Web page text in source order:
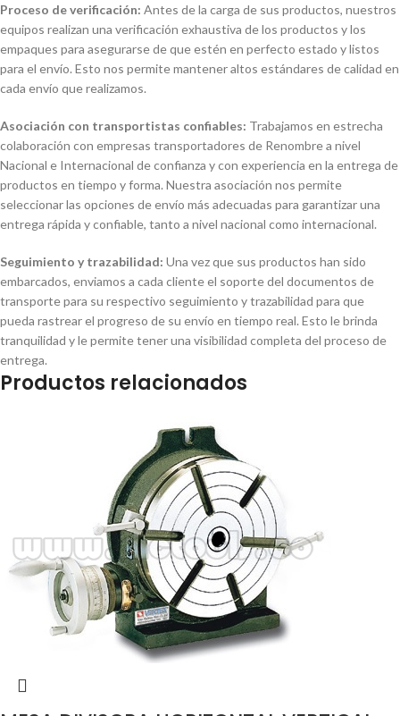
Proceso de verificación: Antes de la carga de sus productos, nuestros
equipos realizan una verificación exhaustiva de los productos y los
empaques para asegurarse de que estén en perfecto estado y listos
para el envío. Esto nos permite mantener altos estándares de calidad en
cada envío que realizamos.
Asociación con transportistas confiables: Trabajamos en estrecha
colaboración con empresas transportadores de Renombre a nivel
Nacional e Internacional de confianza y con experiencia en la entrega de
productos en tiempo y forma. Nuestra asociación nos permite
seleccionar las opciones de envío más adecuadas para garantizar una
entrega rápida y confiable, tanto a nivel nacional como internacional.
Seguimiento y trazabilidad: Una vez que sus productos han sido
embarcados, enviamos a cada cliente el soporte del documentos de
transporte para su respectivo seguimiento y trazabilidad para que
pueda rastrear el progreso de su envío en tiempo real. Esto le brinda
tranquilidad y le permite tener una visibilidad completa del proceso de
entrega.
Productos relacionados